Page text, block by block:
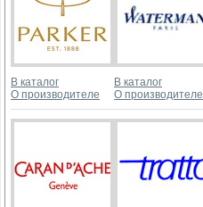
В каталог
О производителе
В каталог
О производителе